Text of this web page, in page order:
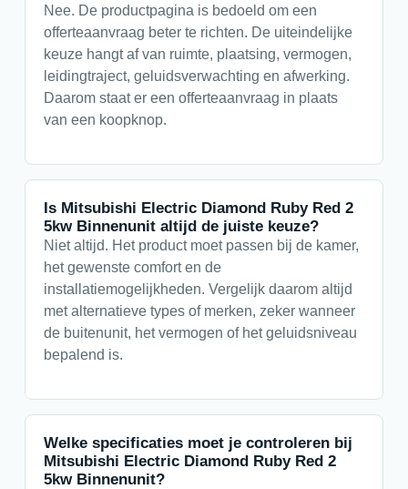
Nee. De productpagina is bedoeld om een
offerteaanvraag beter te richten. De uiteindelijke
keuze hangt af van ruimte, plaatsing, vermogen,
leidingtraject, geluidsverwachting en afwerking.
Daarom staat er een offerteaanvraag in plaats
van een koopknop.
Is Mitsubishi Electric Diamond Ruby Red 2
5kw Binnenunit altijd de juiste keuze?
Niet altijd. Het product moet passen bij de kamer,
het gewenste comfort en de
installatiemogelijkheden. Vergelijk daarom altijd
met alternatieve types of merken, zeker wanneer
de buitenunit, het vermogen of het geluidsniveau
bepalend is.
Welke specificaties moet je controleren bij
Mitsubishi Electric Diamond Ruby Red 2
5kw Binnenunit?